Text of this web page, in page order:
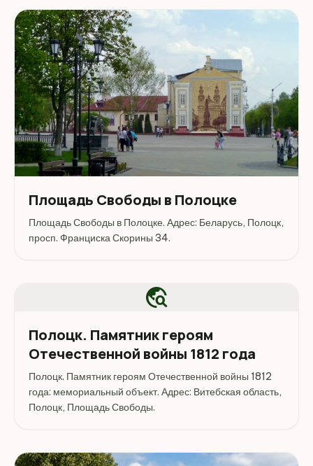
Площадь Свободы в Полоцке
Площадь Свободы в Полоцке. Адрес: Беларусь, Полоцк,
просп. Франциска Скорины 34.
travel_explore
Полоцк. Памятник героям
Отечественной войны 1812 года
Полоцк. Памятник героям Отечественной войны 1812
года: мемориальный объект. Адрес: Витебская область,
Полоцк, Площадь Свободы.